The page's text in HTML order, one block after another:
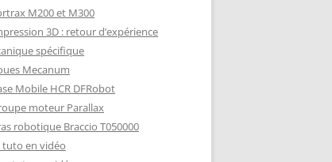
M200 et M300
3D : retour d’expérience
spécifique
Mecanum
Mobile HCR DFRobot
moteur Parallax
robotique Braccio T050000
tuto en vidéo